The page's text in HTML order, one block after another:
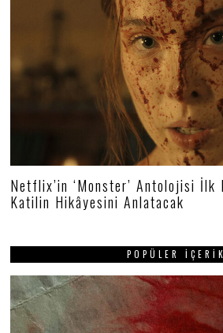
Netflix’in ‘Monster’ Antolojisi İlk
Katilin Hikâyesini Anlatacak
POPÜLER İÇERIK